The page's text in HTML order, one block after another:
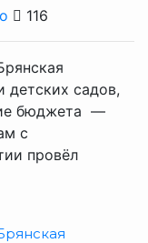
116
детских садов,
бюджета —
с
провёл